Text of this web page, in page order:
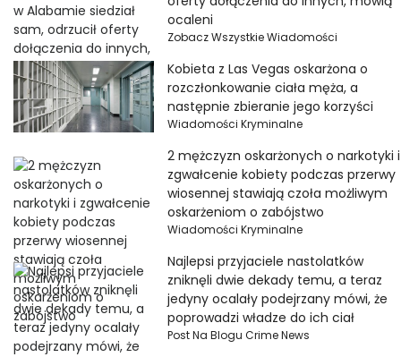
ocaleni
Zobacz Wszystkie Wiadomości
Kobieta z Las Vegas oskarżona o
rozczłonkowanie ciała męża, a
następnie zbieranie jego korzyści
Wiadomości Kryminalne
2 mężczyzn oskarżonych o narkotyki i
zgwałcenie kobiety podczas przerwy
wiosennej stawiają czoła możliwym
oskarżeniom o zabójstwo
Wiadomości Kryminalne
Najlepsi przyjaciele nastolatków
zniknęli dwie dekady temu, a teraz
jedyny ocalały podejrzany mówi, że
poprowadzi władze do ich ciał
Post Na Blogu Crime News